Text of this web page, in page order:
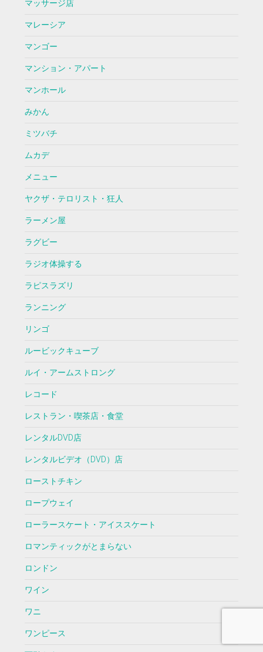
マッサージ店
マレーシア
マンゴー
マンション・アパート
マンホール
みかん
ミツバチ
ムカデ
メニュー
ヤクザ・テロリスト・狂人
ラーメン屋
ラグビー
ラジオ体操する
ラピスラズリ
ランニング
リンゴ
ルービックキューブ
ルイ・アームストロング
レコード
レストラン・喫茶店・食堂
レンタルDVD店
レンタルビデオ（DVD）店
ローストチキン
ロープウェイ
ローラースケート・アイススケート
ロマンティックがとまらない
ロンドン
ワイン
ワニ
ワンピース